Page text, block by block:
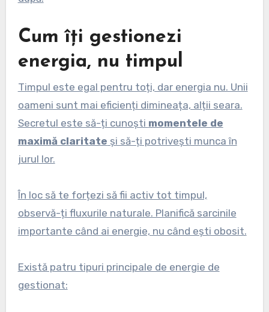
Cum îți gestionezi
energia, nu timpul
Timpul este egal pentru toți, dar energia nu. Unii
oameni sunt mai eficienți dimineața, alții seara.
Secretul este să-ți cunoști momentele de
maximă claritate și să-ți potrivești munca în
jurul lor.
În loc să te forțezi să fii activ tot timpul,
observă-ți fluxurile naturale. Planifică sarcinile
importante când ai energie, nu când ești obosit.
Există patru tipuri principale de energie de
gestionat: